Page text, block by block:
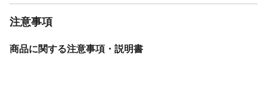
注意事項
商品に関する注意事項・説明書